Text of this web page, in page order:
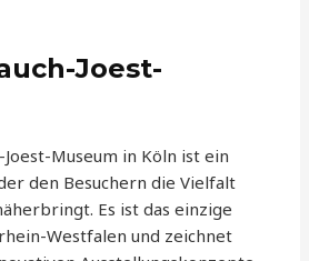
Joest-
Joest-Museum in Köln ist ein
den Besuchern die Vielfalt
Es ist das einzige
Westfalen und zeichnet